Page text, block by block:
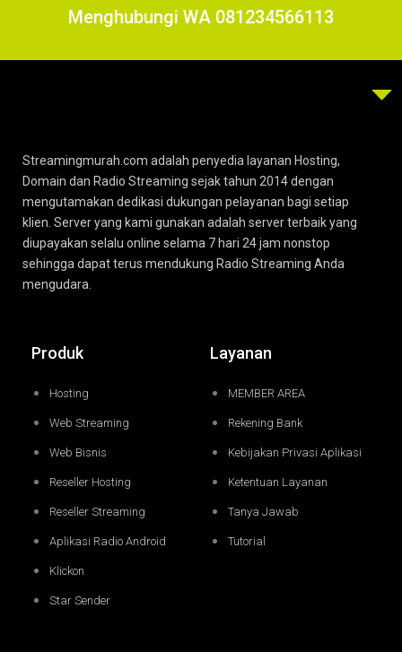
Menghubungi WA 081234566113
Streamingmurah.com adalah penyedia layanan Hosting,
Domain dan Radio Streaming sejak tahun 2014 dengan
mengutamakan dedikasi dukungan pelayanan bagi setiap
klien. Server yang kami gunakan adalah server terbaik yang
diupayakan selalu online selama 7 hari 24 jam nonstop
sehingga dapat terus mendukung Radio Streaming Anda
mengudara.
Produk
Hosting
Web Streaming
Web Bisnis
Reseller Hosting
Reseller Streaming
Aplikasi Radio Android
Klickon
Star Sender
Layanan
MEMBER AREA
Rekening Bank
Kebijakan Privasi Aplikasi
Ketentuan Layanan
Tanya Jawab
Tutorial